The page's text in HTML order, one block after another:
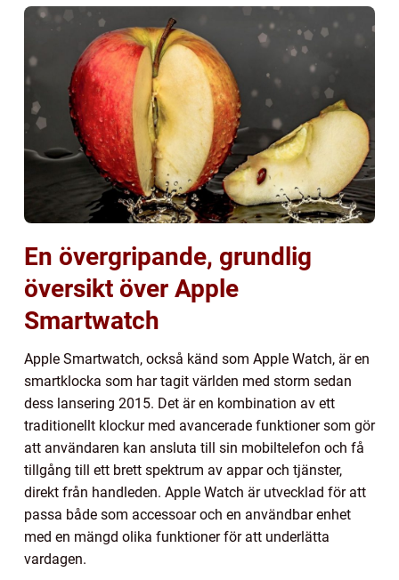
En övergripande, grundlig
översikt över Apple
Smartwatch
Apple Smartwatch, också känd som Apple Watch, är en
smartklocka som har tagit världen med storm sedan
dess lansering 2015. Det är en kombination av ett
traditionellt klockur med avancerade funktioner som gör
att användaren kan ansluta till sin mobiltelefon och få
tillgång till ett brett spektrum av appar och tjänster,
direkt från handleden. Apple Watch är utvecklad för att
passa både som accessoar och en användbar enhet
med en mängd olika funktioner för att underlätta
vardagen.